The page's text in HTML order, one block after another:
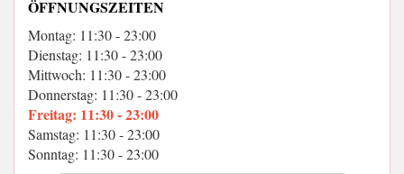
ÖFFNUNGSZEITEN
Montag: 11:30 - 23:00
Dienstag: 11:30 - 23:00
Mittwoch: 11:30 - 23:00
Donnerstag: 11:30 - 23:00
Freitag: 11:30 - 23:00
Samstag: 11:30 - 23:00
Sonntag: 11:30 - 23:00